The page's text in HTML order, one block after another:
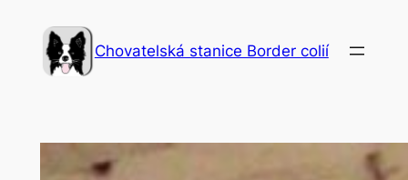
obsah
Chovatelská stanice Border colií